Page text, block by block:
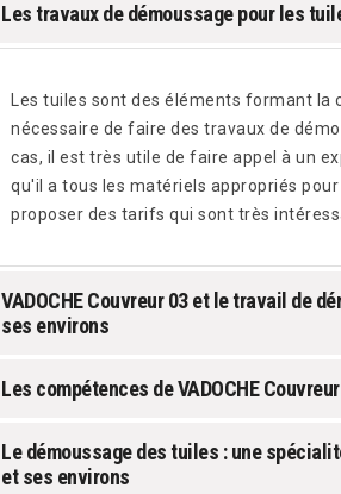
Les travaux de démoussage pour les
Les tuiles sont des éléments formant
nécessaire de faire des travaux de
cas, il est très utile de faire appel à un
qu'il a tous les matériels appropriés
proposer des tarifs qui sont très
VADOCHE Couvreur 03 et le travail de
ses environs
Les compétences de VADOCHE
Le démoussage des tuiles : une
et ses environs